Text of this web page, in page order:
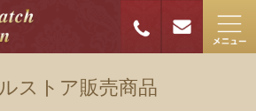
ストア販売商品